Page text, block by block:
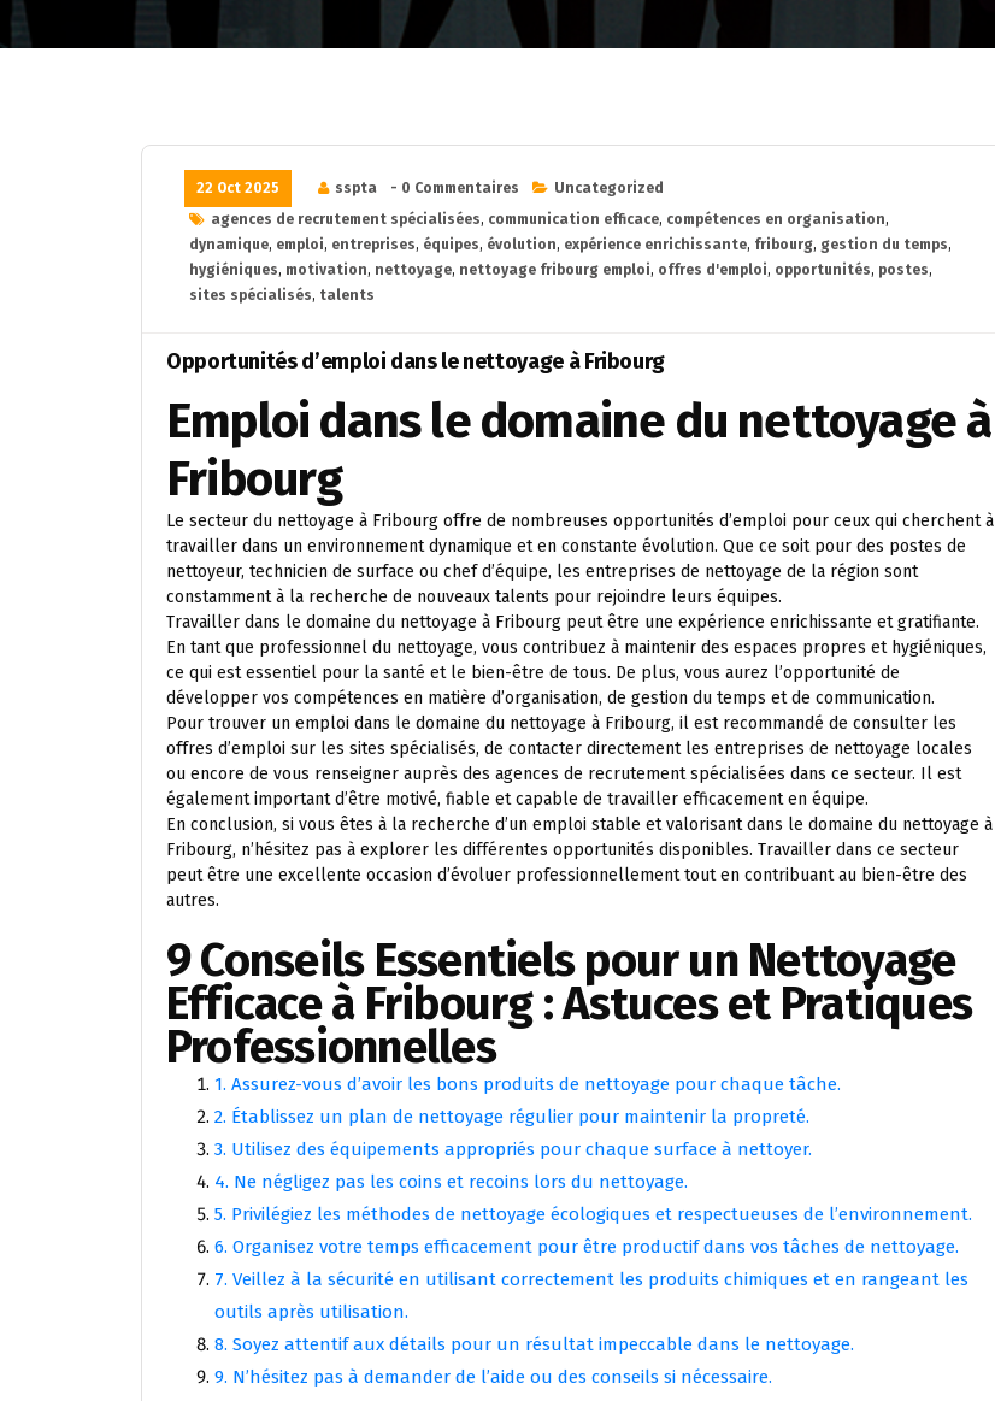
22 Oct 2025 sspta - 0 Commentaires
Uncategorized
agences de recrutement spécialisées, communication efficace, compétences en organisation,
dynamique, emploi, entreprises, équipes, évolution, expérience enrichissante, fribourg, gestion du temps,
hygiéniques, motivation, nettoyage, nettoyage fribourg emploi, offres d'emploi, opportunités, postes,
sites spécialisés, talents
Opportunités d’emploi dans le nettoyage à Fribourg
Emploi dans le domaine du nettoyage à
Fribourg
Le secteur du nettoyage à Fribourg offre de nombreuses opportunités d’emploi pour ceux qui cherchent à
travailler dans un environnement dynamique et en constante évolution. Que ce soit pour des postes de
nettoyeur, technicien de surface ou chef d’équipe, les entreprises de nettoyage de la région sont
constamment à la recherche de nouveaux talents pour rejoindre leurs équipes.
Travailler dans le domaine du nettoyage à Fribourg peut être une expérience enrichissante et gratifiante.
En tant que professionnel du nettoyage, vous contribuez à maintenir des espaces propres et hygiéniques,
ce qui est essentiel pour la santé et le bien-être de tous. De plus, vous aurez l’opportunité de
développer vos compétences en matière d’organisation, de gestion du temps et de communication.
Pour trouver un emploi dans le domaine du nettoyage à Fribourg, il est recommandé de consulter les
offres d’emploi sur les sites spécialisés, de contacter directement les entreprises de nettoyage locales
ou encore de vous renseigner auprès des agences de recrutement spécialisées dans ce secteur. Il est
également important d’être motivé, fiable et capable de travailler efficacement en équipe.
En conclusion, si vous êtes à la recherche d’un emploi stable et valorisant dans le domaine du nettoyage à
Fribourg, n’hésitez pas à explorer les différentes opportunités disponibles. Travailler dans ce secteur
peut être une excellente occasion d’évoluer professionnellement tout en contribuant au bien-être des
autres.
9 Conseils Essentiels pour un Nettoyage
Efficace à Fribourg : Astuces et Pratiques
Professionnelles
1. Assurez-vous d’avoir les bons produits de nettoyage pour chaque tâche.
2. Établissez un plan de nettoyage régulier pour maintenir la propreté.
3. Utilisez des équipements appropriés pour chaque surface à nettoyer.
4. Ne négligez pas les coins et recoins lors du nettoyage.
5. Privilégiez les méthodes de nettoyage écologiques et respectueuses de l’environnement.
6. Organisez votre temps efficacement pour être productif dans vos tâches de nettoyage.
7. Veillez à la sécurité en utilisant correctement les produits chimiques et en rangeant les
outils après utilisation.
8. Soyez attentif aux détails pour un résultat impeccable dans le nettoyage.
9. N’hésitez pas à demander de l’aide ou des conseils si nécessaire.